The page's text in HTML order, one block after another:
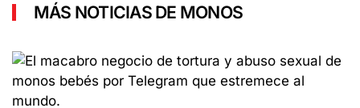
MÁS NOTICIAS DE MONOS